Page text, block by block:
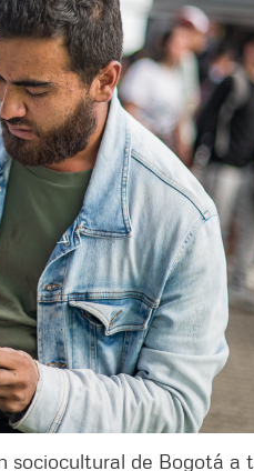
de Bogotá a